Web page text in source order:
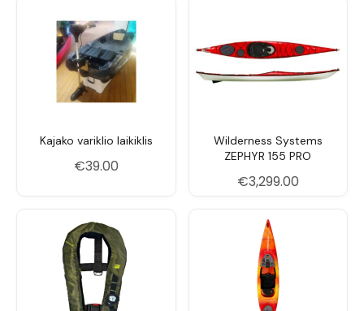
Patyrusiems paddleriams (155–180 cm, 55–80
kg), kurie nori greito ir tikslaus jūrinio kajako.
Pakrantės maršrutai, salos, bangų zomos, kelių
dienų ekspedicijos. Idealus tiems, kurie ruošiasi
jūriniam paddlingui ar jau jį praktikuoja.
Kajako variklio laikiklis
€39.00
Wilderness Systems
ZEPHYR 155 PRO
€3,299.00